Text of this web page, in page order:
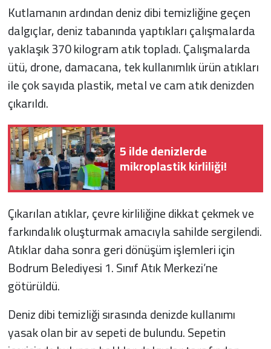
Kutlamanın ardından deniz dibi temizliğine geçen
dalgıçlar, deniz tabanında yaptıkları çalışmalarda
yaklaşık 370 kilogram atık topladı. Çalışmalarda
ütü, drone, damacana, tek kullanımlık ürün atıkları
ile çok sayıda plastik, metal ve cam atık denizden
çıkarıldı.
5 ilde denizlerde
mikroplastik kirliliği!
Çıkarılan atıklar, çevre kirliliğine dikkat çekmek ve
farkındalık oluşturmak amacıyla sahilde sergilendi.
Atıklar daha sonra geri dönüşüm işlemleri için
Bodrum Belediyesi 1. Sınıf Atık Merkezi’ne
götürüldü.
Deniz dibi temizliği sırasında denizde kullanımı
yasak olan bir av sepeti de bulundu. Sepetin